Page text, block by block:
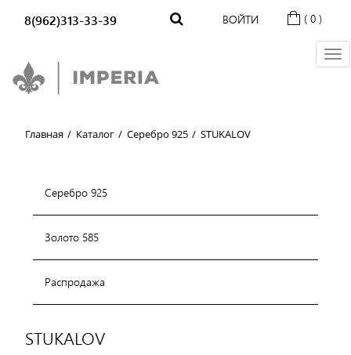
8(962)313-33-39 ВОЙТИ ( 0 )
Главная / Каталог / Серебро 925 / STUKALOV
Серебро 925
Золото 585
Распродажа
STUKALOV